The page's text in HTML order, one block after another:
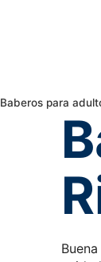
Baberos para